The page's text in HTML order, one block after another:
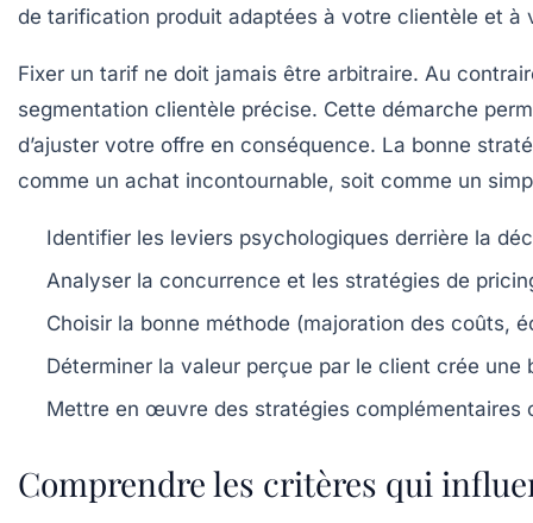
de tarification produit adaptées à votre clientèle et
Fixer un tarif ne doit jamais être arbitraire. Au
segmentation clientèle précise. Cette démarche
d’ajuster votre offre en conséquence. La bonne
comme un achat incontournable, soit comme un
Identifier les leviers psychologiques derrière la
Analyser la concurrence et les stratégies de
Choisir la bonne méthode (majoration des coûts,
Déterminer la valeur perçue par le client crée une
Mettre en œuvre des stratégies complémentaires
Comprendre les critères qui